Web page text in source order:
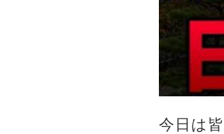
今日は